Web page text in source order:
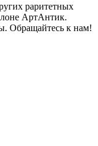
раритетных
АртАнтик.
Обращайтесь к нам!